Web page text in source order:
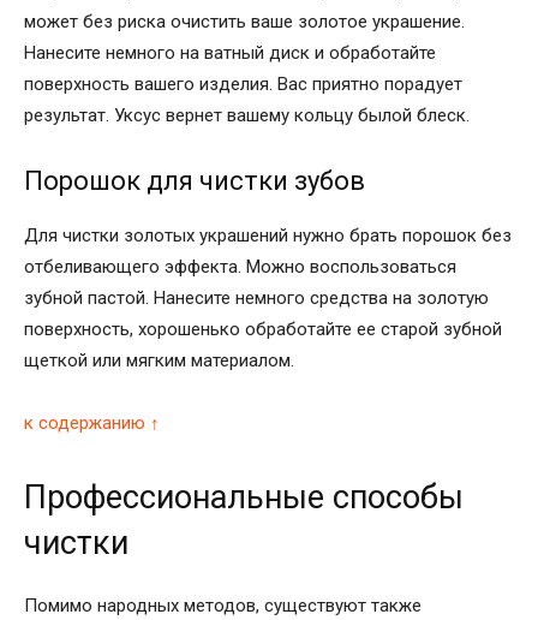
может без риска очистить ваше золотое украшение.
Нанесите немного на ватный диск и обработайте
поверхность вашего изделия. Вас приятно порадует
результат. Уксус вернет вашему кольцу былой блеск.
Порошок для чистки зубов
Для чистки золотых украшений нужно брать порошок без
отбеливающего эффекта. Можно воспользоваться
зубной пастой. Нанесите немного средства на золотую
поверхность, хорошенько обработайте ее старой зубной
щеткой или мягким материалом.
к содержанию ↑
Профессиональные способы
чистки
Помимо народных методов, существуют также